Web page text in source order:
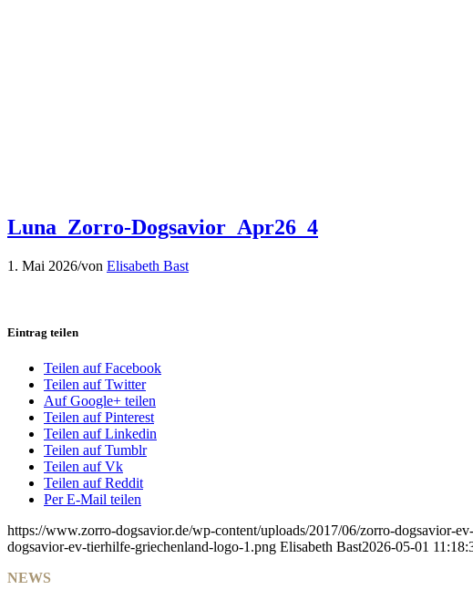
Luna_Zorro-Dogsavior_Apr26_4
1. Mai 2026/von Elisabeth Bast
Eintrag teilen
Teilen auf Facebook
Teilen auf Twitter
Auf Google+ teilen
Teilen auf Pinterest
Teilen auf Linkedin
Teilen auf Tumblr
Teilen auf Vk
Teilen auf Reddit
Per E-Mail teilen
https://www.zorro-dogsavior.de/wp-content/uploads/2017/06/zorro-dogsavior-
dogsavior-ev-tierhilfe-griechenland-logo-1.png Elisabeth Bast2026-05-01
NEWS